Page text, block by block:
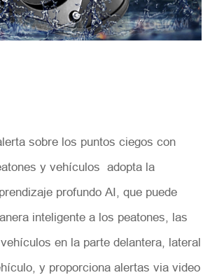
sobre los puntos ciegos con
y vehículos adopta la
profundo AI, que puede
inteligente a los peatones, las
en la parte delantera, lateral
y proporciona alertas via video